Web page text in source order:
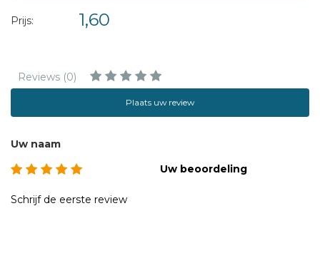
Prijs: 1,60
Reviews (0)
Plaats uw review
Uw naam
Uw beoordeling
Schrijf de eerste review